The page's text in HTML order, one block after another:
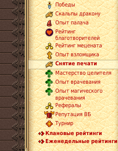
Победы
Скальпы дракону
Опыт палача
Рейтинг
благотворителей
Рейтинг мецената
Опыт взломщика
Снятие печати
Мастерство целителя
Опыт врачевания
Опыт магического
врачевания
Рефералы
Репутация ВБ
Турнир
Клановые рейтинги
Еженедельные рейтинги